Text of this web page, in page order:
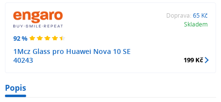
92 %
1Mcz Glass pro Huawei Nova 10 SE
40243
Doprava: 65 Kč
Skladem
199 Kč
Popis